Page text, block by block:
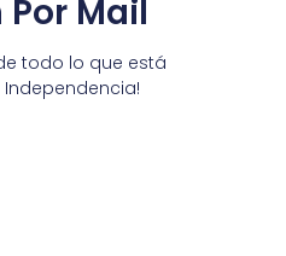
Mail
todo lo que está